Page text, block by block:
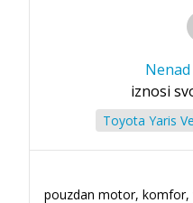
iznosi
Toyota Yaris
pouzdan motor, komfor,